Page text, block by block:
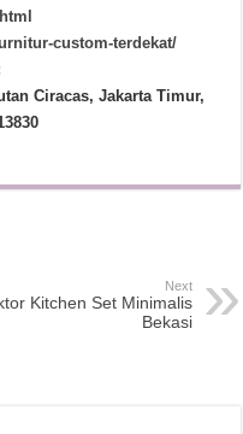
custom-terdekat/
Ciracas, Jakarta Timur,
Next
Kitchen Set Minimalis
Bekasi